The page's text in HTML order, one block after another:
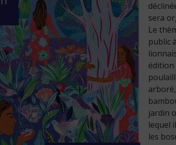
sera
Le
public
jardin
lequel
les